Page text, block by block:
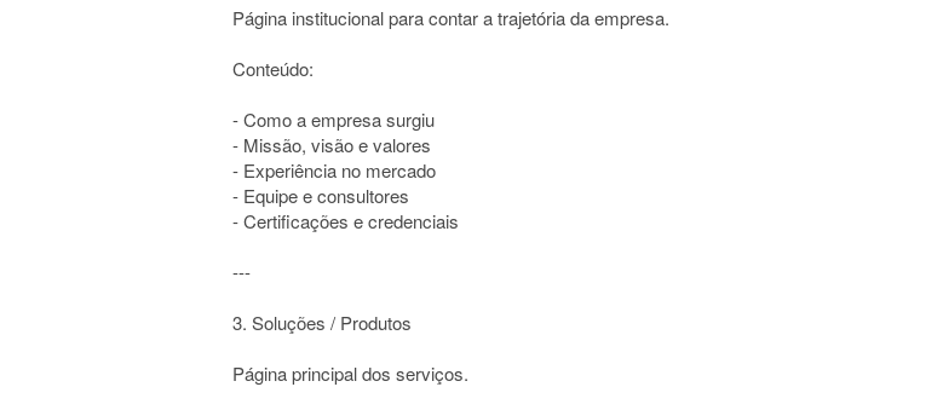
Página institucional para contar a trajetória da empresa.
Conteúdo:
- Como a empresa surgiu
- Missão, visão e valores
- Experiência no mercado
- Equipe e consultores
- Certificações e credenciais
---
3. Soluções / Produtos
Página principal dos serviços.